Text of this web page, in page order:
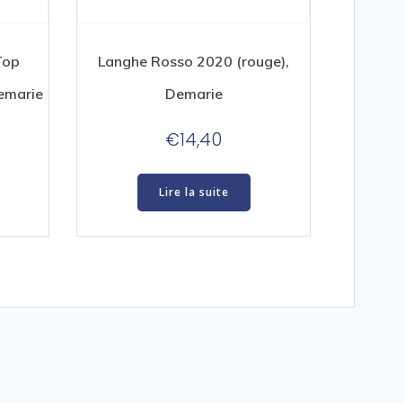
Langhe Rosso 2020 (rouge),
Demarie
€14,40
Lire la suite